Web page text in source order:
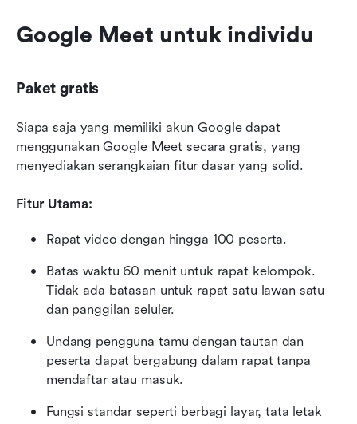
Google Meet untuk individu
Paket gratis
Siapa saja yang memiliki akun Google dapat
menggunakan Google Meet secara gratis, yang
menyediakan serangkaian fitur dasar yang solid.
Fitur Utama:
Rapat video dengan hingga 100 peserta.
Batas waktu 60 menit untuk rapat kelompok.
Tidak ada batasan untuk rapat satu lawan satu
dan panggilan seluler.
Undang pengguna tamu dengan tautan dan
peserta dapat bergabung dalam rapat tanpa
mendaftar atau masuk.
Fungsi standar seperti berbagi layar, tata letak